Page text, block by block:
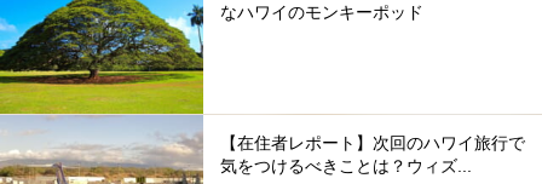
なハワイのモンキーポッド
【在住者レポート】次回のハワイ旅行で
気をつけるべきことは？ウィズ...